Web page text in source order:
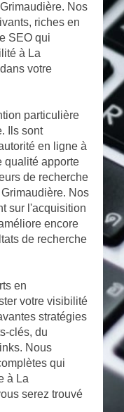
Nos
riches en
SEO qui
à La
votre
particulière
Ils sont
en ligne à
qualité apporte
de recherche
Nos
sur l'acquisition
encore
de recherche
en
votre visibilité
stratégies
clés, du
Nous
qui
à La
serez trouvé